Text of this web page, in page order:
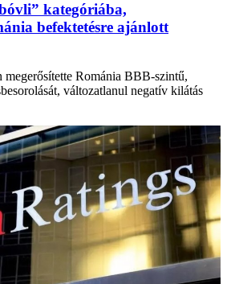
kategóriába,
befektetésre ajánlott
megerősítette Románia BBB-szintű,
változatlanul negatív kilátás